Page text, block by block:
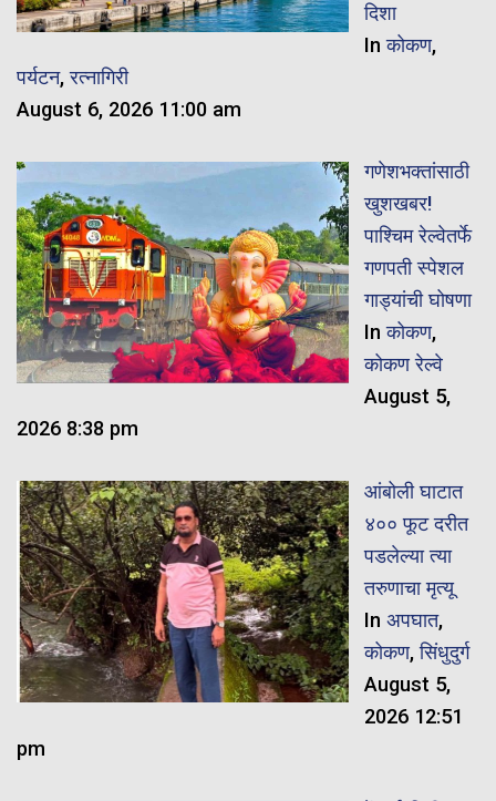
दिशा
Inकोकण,
पर्यटन,रत्नागिरी
August 6, 2026 11:00 am
गणेशभक्तांसाठी
खुशखबर!
पाश्चिम रेल्वेतर्फे
गणपती स्पेशल
गाड्यांची घोषणा
Inकोकण,
कोकण रेल्वे
August 5,
2026 8:38 pm
आंबोली घाटात
४०० फूट दरीत
पडलेल्या त्या
तरुणाचा मृत्यू
In अपघात,
कोकण,सिंधुदुर्ग
August 5,
2026 12:51
pm